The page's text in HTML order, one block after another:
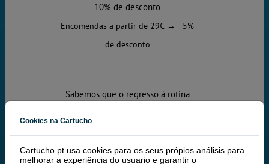
10% de desconto
Encomendas a partir de 29€ → 5%
de desconto
Sabemos que o regresso à rotina
a preparação. Mas isso deixará de ser
comprar, mais poupa!
Cookies na Cartucho
Cartucho.pt usa cookies para os seus própios análisis para
melhorar a experiência do usuario e garantir o